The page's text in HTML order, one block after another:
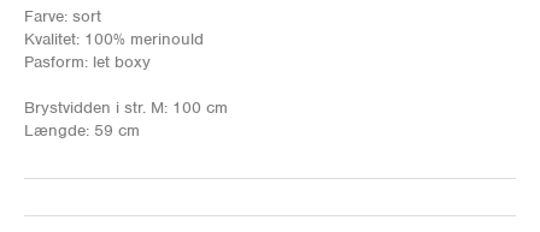
Farve: sort
Kvalitet: 100% merinould
Pasform: let boxy
Brystvidden i str. M: 100 cm
Længde: 59 cm